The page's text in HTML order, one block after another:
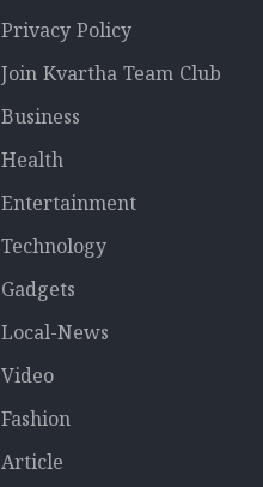
Privacy Policy
Join Kvartha Team Club
Business
Health
Entertainment
Technology
Gadgets
Local-News
Video
Fashion
Article